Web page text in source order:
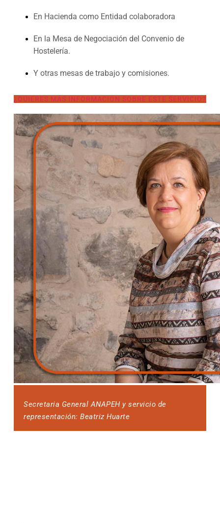
En Hacienda como Entidad colaboradora
En la Mesa de Negociación del Convenio de
Hostelería.
Y otras mesas de trabajo y comisiones.
¿QUIERES MÁS INFORMACIÓN SOBRE ESTE SERVICIO?
Secretaria General ANAPEH y servicio de
representación: Beatriz Huarte